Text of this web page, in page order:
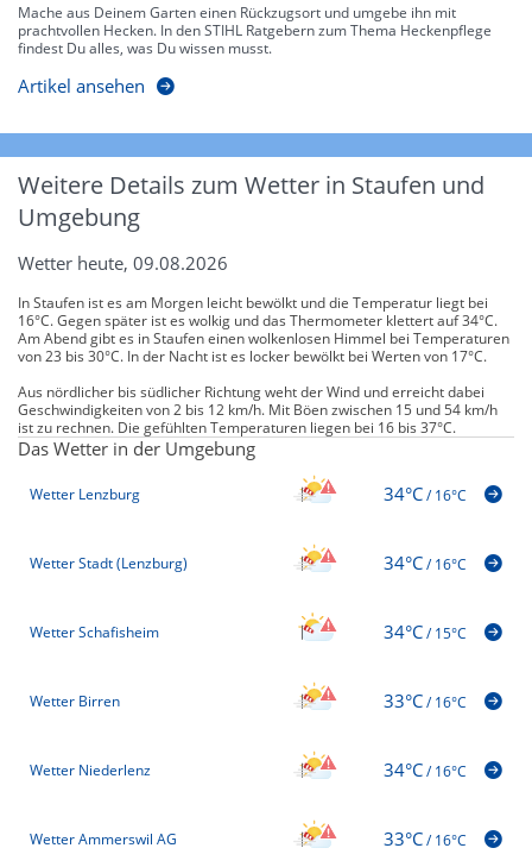
Mache aus Deinem Garten einen Rückzugsort und umgebe ihn mit
prachtvollen Hecken. In den STIHL Ratgebern zum Thema Heckenpflege
findest Du alles, was Du wissen musst.
Artikel ansehen
Weitere Details zum Wetter in Staufen und
Umgebung
Wetter heute, 09.08.2026
In Staufen ist es am Morgen leicht bewölkt und die Temperatur liegt bei
16°C. Gegen später ist es wolkig und das Thermometer klettert auf 34°C.
Am Abend gibt es in Staufen einen wolkenlosen Himmel bei Temperaturen
von 23 bis 30°C. In der Nacht ist es locker bewölkt bei Werten von 17°C.
Aus nördlicher bis südlicher Richtung weht der Wind und erreicht dabei
Geschwindigkeiten von 2 bis 12 km/h. Mit Böen zwischen 15 und 54 km/h
ist zu rechnen. Die gefühlten Temperaturen liegen bei 16 bis 37°C.
Das Wetter in der Umgebung
Wetter Lenzburg 34°C/16°C
Wetter Stadt (Lenzburg) 34°C/16°C
Wetter Schafisheim 34°C/15°C
Wetter Birren 33°C/16°C
Wetter Niederlenz 34°C/16°C
Wetter Ammerswil AG 33°C/16°C